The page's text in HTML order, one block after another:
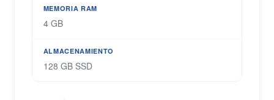
MEMORIA RAM
4 GB
ALMACENAMIENTO
128 GB SSD